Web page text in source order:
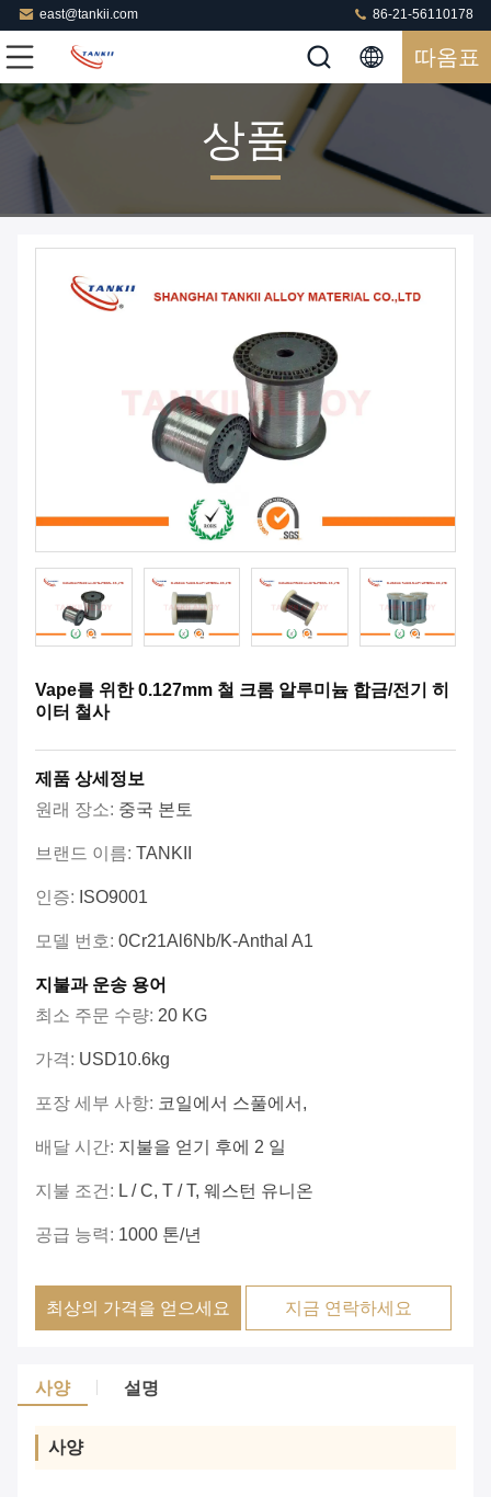
east@tankii.com 86-21-56110178
따옴표
상품
Vape를 위한 0.127mm 철 크롬 알루미늄 합금/전기 히
이터 철사
제품 상세정보
원래 장소: 중국 본토
브랜드 이름: TANKII
인증: ISO9001
모델 번호: 0Cr21Al6Nb/k-Anthal A1
지불과 운송 용어
최소 주문 수량: 20 KG
가격: USD10.6kg
포장 세부 사항: 코일에서 스풀에서,
배달 시간: 지불을 얻기 후에 2 일
지불 조건: L / C, T / T, 웨스턴 유니온
공급 능력: 1000 톤/년
최상의 가격을 얻으세요 지금 연락하세요
사양 설명
사양